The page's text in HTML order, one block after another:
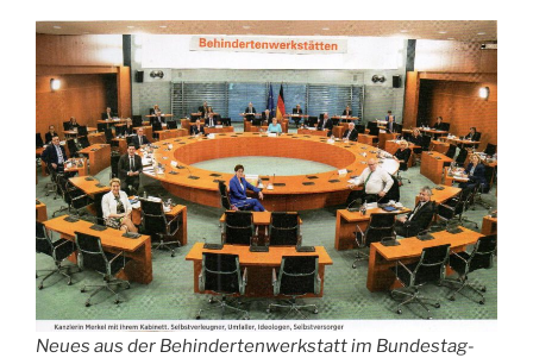
Neues aus der Behindertenwerkstatt im Bundestag-